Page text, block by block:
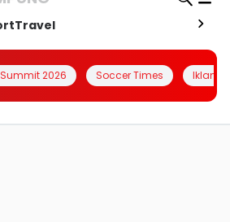
Travel
2026 Soccer Times Iklanin